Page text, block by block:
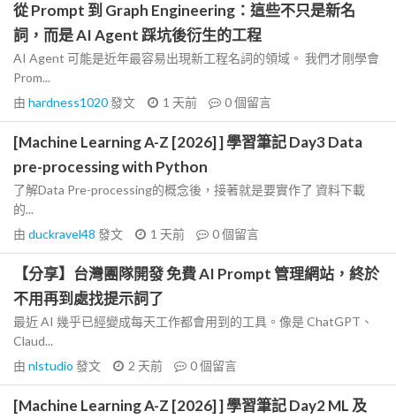
從 Prompt 到 Graph Engineering：這些不只是新名
詞，而是 AI Agent 踩坑後衍生的工程
AI Agent 可能是近年最容易出現新工程名詞的領域。 我們才剛學會
Prom...
由 hardness1020發文 1 天前 0個留言
[Machine Learning A-Z [2026] ] 學習筆記 Day3 Data
pre-processing with Python
了解Data Pre-processing的概念後，接著就是要實作了 資料下載
的...
由 duckravel48 發文 1 天前 0個留言
【分享】台灣團隊開發 免費 AI Prompt 管理網站，終於
不用再到處找提示詞了
最近 AI 幾乎已經變成每天工作都會用到的工具。像是 ChatGPT、
Claud...
由 nlstudio 發文 2 天前 0個留言
[Machine Learning A-Z [2026] ] 學習筆記 Day2 ML 及